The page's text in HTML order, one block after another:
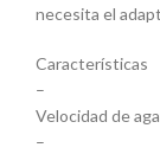
necesita el
Características
–
Velocidad de
–